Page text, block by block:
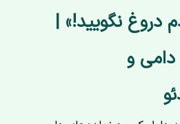
دروغ نگویید!» |
دامی و